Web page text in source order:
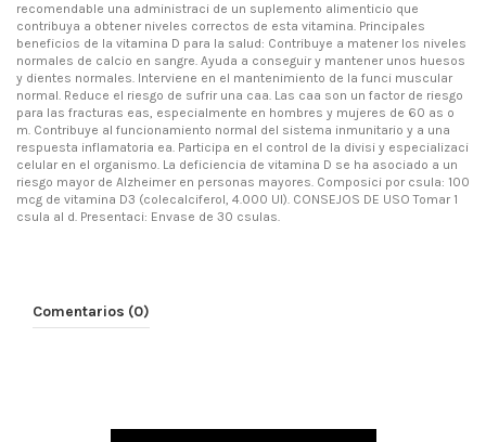
recomendable una administraci de un suplemento alimenticio que
contribuya a obtener niveles correctos de esta vitamina. Principales
beneficios de la vitamina D para la salud: Contribuye a matener los niveles
normales de calcio en sangre. Ayuda a conseguir y mantener unos huesos
y dientes normales. Interviene en el mantenimiento de la funci muscular
normal. Reduce el riesgo de sufrir una caa. Las caa son un factor de riesgo
para las fracturas eas, especialmente en hombres y mujeres de 60 as o
m. Contribuye al funcionamiento normal del sistema inmunitario y a una
respuesta inflamatoria ea. Participa en el control de la divisi y especializaci
celular en el organismo. La deficiencia de vitamina D se ha asociado a un
riesgo mayor de Alzheimer en personas mayores. Composici por csula: 100
mcg de vitamina D3 (colecalciferol, 4.000 UI). CONSEJOS DE USO Tomar 1
csula al d. Presentaci: Envase de 30 csulas.
Comentarios (0)